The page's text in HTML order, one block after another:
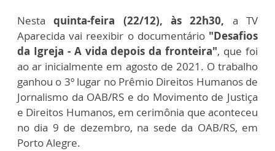
Nestaquinta-feira (22/12), às 22h30, a TV
Aparecida vai reexibir o documentário "Desafios
da Igreja - A vida depois da fronteira", que foi
ao ar inicialmente em agosto de 2021. O trabalho
ganhou o 3º lugar no Prêmio Direitos Humanos de
Jornalismo da OAB/RS e do Movimento de Justiça
e Direitos Humanos, em cerimônia que aconteceu
no dia 9 de dezembro, na sede da OAB/RS, em
Porto Alegre.